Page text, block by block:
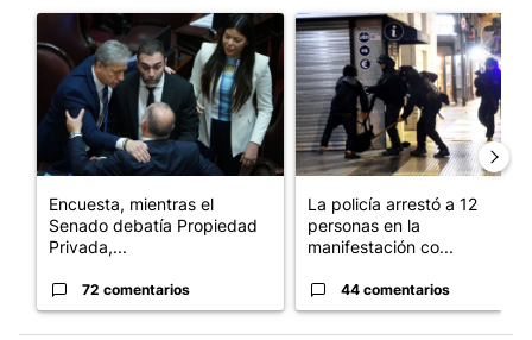
Un artículo de tendencia con el título "Encuesta, mientras el
Encuesta, mientras el
Senado debatía Propiedad
Privada,...
72 comentarios
Un artículo de tendencia con
La policía arrestó a 12
personas en la
manifestación co...
44 comentarios